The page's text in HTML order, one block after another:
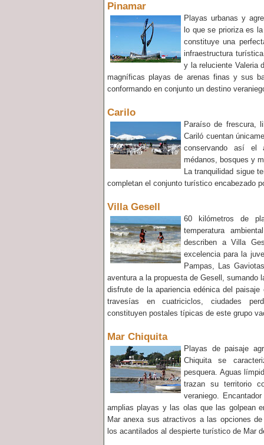
Pinamar
Playas urbanas y
lo que se prioriza es
constituye una
infraestructura
y la reluciente Valeria
magníficas playas de arenas finas y sus
conformando en conjunto un destino
Carilo
Paraíso de frescura,
Cariló cuentan
conservando así el
médanos, bosques y
La tranquilidad sigue
completan el conjunto turístico encabezado
Villa Gesell
60 kilómetros de
temperatura
describen a Villa
excelencia para la
Pampas, Las
aventura a la propuesta de Gesell, sumando
disfrute de la apariencia edénica del
travesías en cuatriciclos, ciudades
constituyen postales típicas de este grupo
Mar Chiquita
Playas de paisaje
Chiquita se
pesquera. Aguas
trazan su territorio
veraniego.
amplias playas y las olas que las golpean
Mar anexa sus atractivos a las opciones
los acantilados al despierte turístico de Mar